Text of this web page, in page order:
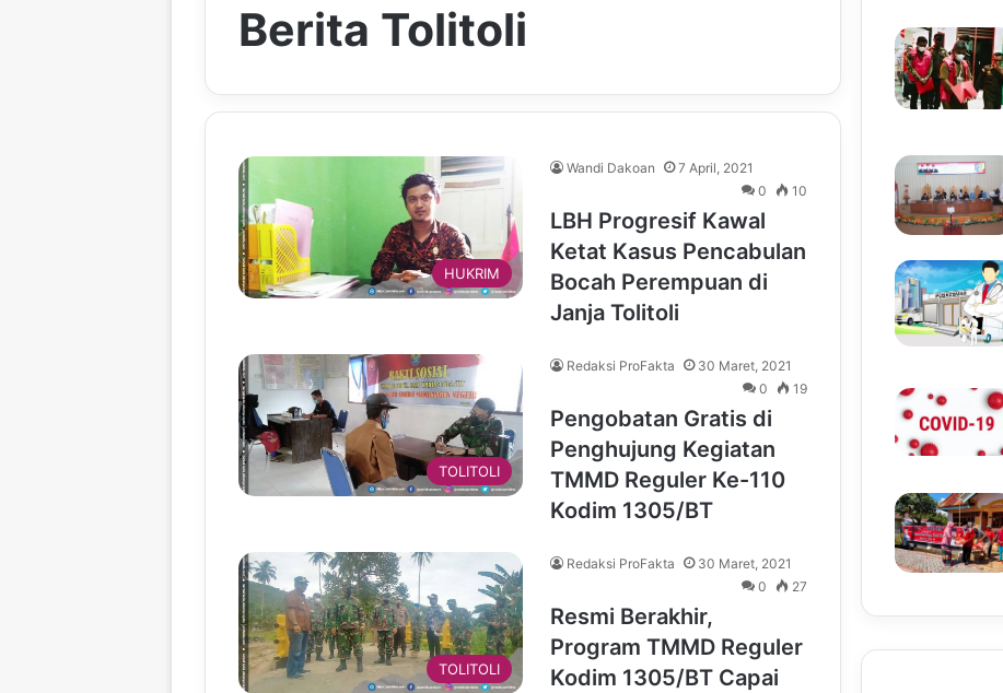
Berita Tolitoli
HUKRIM
Wandi Dakoan
7 April, 2021
0
10
LBH Progresif Kawal
Ketat Kasus Pencabulan
Bocah Perempuan di
Janja Tolitoli
TOLITOLI
Redaksi ProFakta
30 Maret, 2021
0
19
Pengobatan Gratis di
Penghujung Kegiatan
TMMD Reguler Ke-110
Kodim 1305/BT
TOLITOLI
Redaksi ProFakta
30 Maret, 2021
0
27
Resmi Berakhir,
Program TMMD Reguler
Kodim 1305/BT Capai